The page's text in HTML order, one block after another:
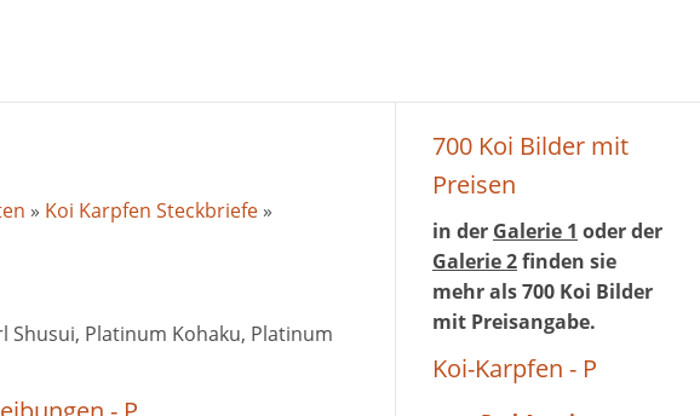
» Koi Karpfen Steckbriefe »
Shusui, Platinum Kohaku, Platinum
700 Koi Bilder mit
Preisen
in der Galerie 1 oder der
Galerie 2finden sie
mehr als 700 Koi Bilder
mit Preisangabe.
Koi-Karpfen - P